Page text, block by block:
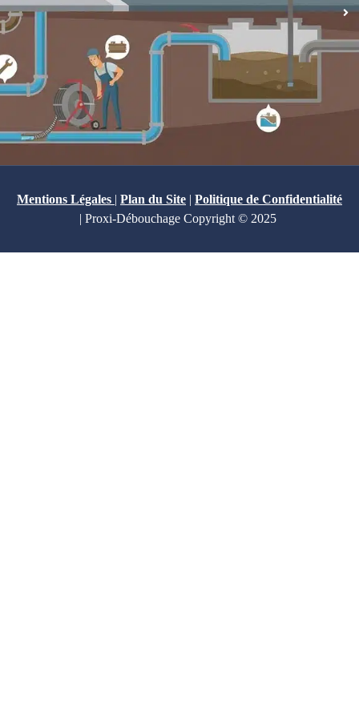
Mentions Légales Plan du Site
Politique de Confidentialité
| Proxi-Débouchage Copyright © 2025